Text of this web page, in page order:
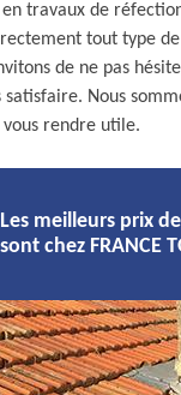
travaux de
tout type
de ne pas
Nous
rendre utile.
Les meilleurs prix
sont chez FRANCE